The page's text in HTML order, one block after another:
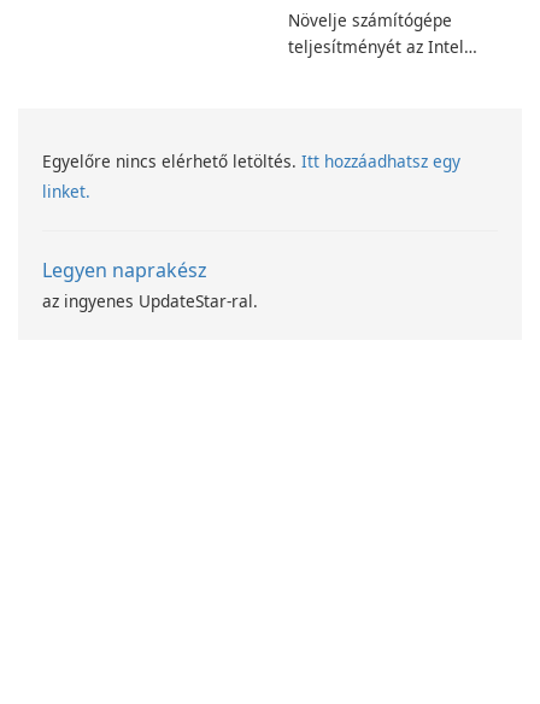
Növelje számítógépe
teljesítményét az Intel
Egyelőre nincs elérhető letöltés. Itt hozzáadhatsz egy
linket.
Legyen naprakész
az ingyenes UpdateStar-ral.